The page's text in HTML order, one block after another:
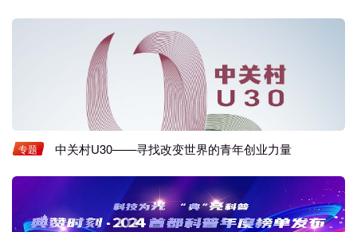
专题 中关村U30——寻找改变世界的青年创业力量